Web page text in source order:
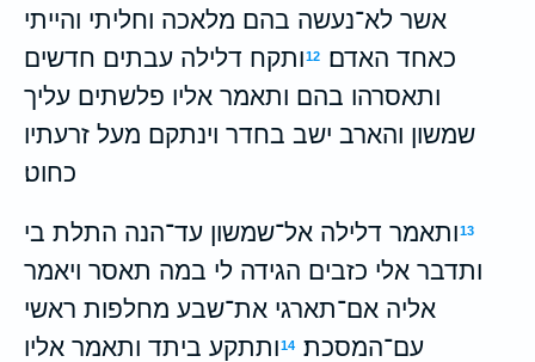
אשר לא־נעשה בהם מלאכה וחליתי והייתי
כאחד האדם׃
12ותקח דלילה עבתים חדשים
ותאסרהו בהם ותאמר אליו פלשתים עליך
שמשון והארב ישב בחדר וינתקם מעל זרעתיו
כחוט׃
13ותאמר דלילה אל־שמשון עד־הנה התלת בי
ותדבר אלי כזבים הגידה לי במה תאסר ויאמר
אליה אם־תארגי את־שבע מחלפות ראשי
עם־המסכת׃ 14ותתקע ביתד ותאמר אליו